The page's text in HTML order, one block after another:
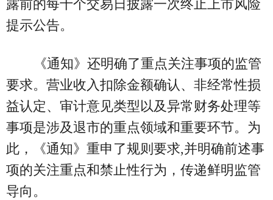
露前的每十个交易日披露一次终止上市风险
提示公告。
《通知》还明确了重点关注事项的监管
要求。营业收入扣除金额确认、非经常性损
益认定、审计意见类型以及异常财务处理等
事项是涉及退市的重点领域和重要环节。为
此，《通知》重申了规则要求,并明确前述事
项的关注重点和禁止性行为，传递鲜明监管
导向。